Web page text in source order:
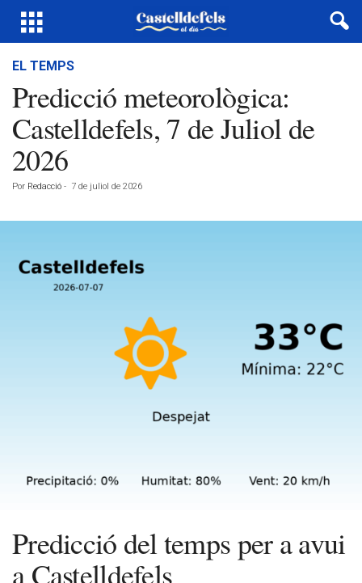
EL TEMPS
Predicció meteorològica:
Castelldefels, 7 de Juliol de
2026
Por Redacció - 7 de juliol de 2026
Predicció del temps per a avui
a Castelldefels